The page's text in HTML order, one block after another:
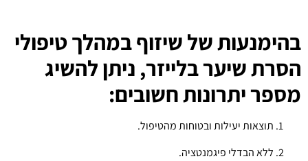
בהימנעות של שיזוף במהלך טיפולי
הסרת שיער בלייזר, ניתן להשיג
מספר יתרונות חשובים:
תוצאות יעילות ובטוחות מהטיפול.
ללא הבדלי פיגמנטציה.